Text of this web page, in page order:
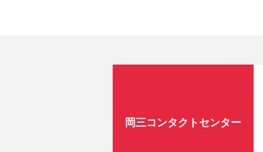
岡三コンタクトセンター